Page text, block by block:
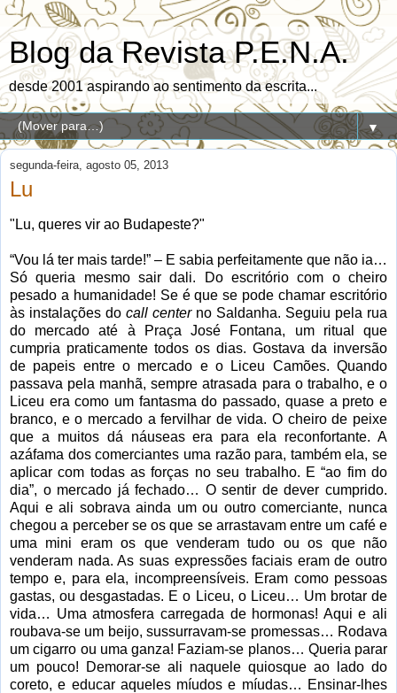
Blog da Revista P.E.N.A.
desde 2001 aspirando ao sentimento da escrita...
▼
segunda-feira, agosto 05, 2013
Lu
"Lu, queres vir ao Budapeste?"
“Vou lá ter mais tarde!” – E sabia perfeitamente que não ia…
Só queria mesmo sair dali. Do escritório com o cheiro
pesado a humanidade! Se é que se pode chamar escritório
às instalações do call centerno Saldanha. Seguiu pela rua
do mercado até à Praça José Fontana, um ritual que
cumpria praticamente todos os dias. Gostava da inversão
de papeis entre o mercado e o Liceu Camões. Quando
passava pela manhã, sempre atrasada para o trabalho, e o
Liceu era como um fantasma do passado, quase a preto e
branco, e o mercado a fervilhar de vida. O cheiro de peixe
que a muitos dá náuseas era para ela reconfortante. A
azáfama dos comerciantes uma razão para, também ela, se
aplicar com todas as forças no seu trabalho. E “ao fim do
dia”, o mercado já fechado… O sentir de dever cumprido.
Aqui e ali sobrava ainda um ou outro comerciante, nunca
chegou a perceber se os que se arrastavam entre um café e
uma mini eram os que venderam tudo ou os que não
venderam nada. As suas expressões faciais eram de outro
tempo e, para ela, incompreensíveis. Eram como pessoas
gastas, ou desgastadas. E o Liceu, o Liceu… Um brotar de
vida… Uma atmosfera carregada de hormonas! Aqui e ali
roubava-se um beijo, sussurravam-se promessas… Rodava
um cigarro ou uma ganza! Faziam-se planos… Queria parar
um pouco! Demorar-se ali naquele quiosque ao lado do
coreto, e educar aqueles míudos e míudas… Ensinar-lhes